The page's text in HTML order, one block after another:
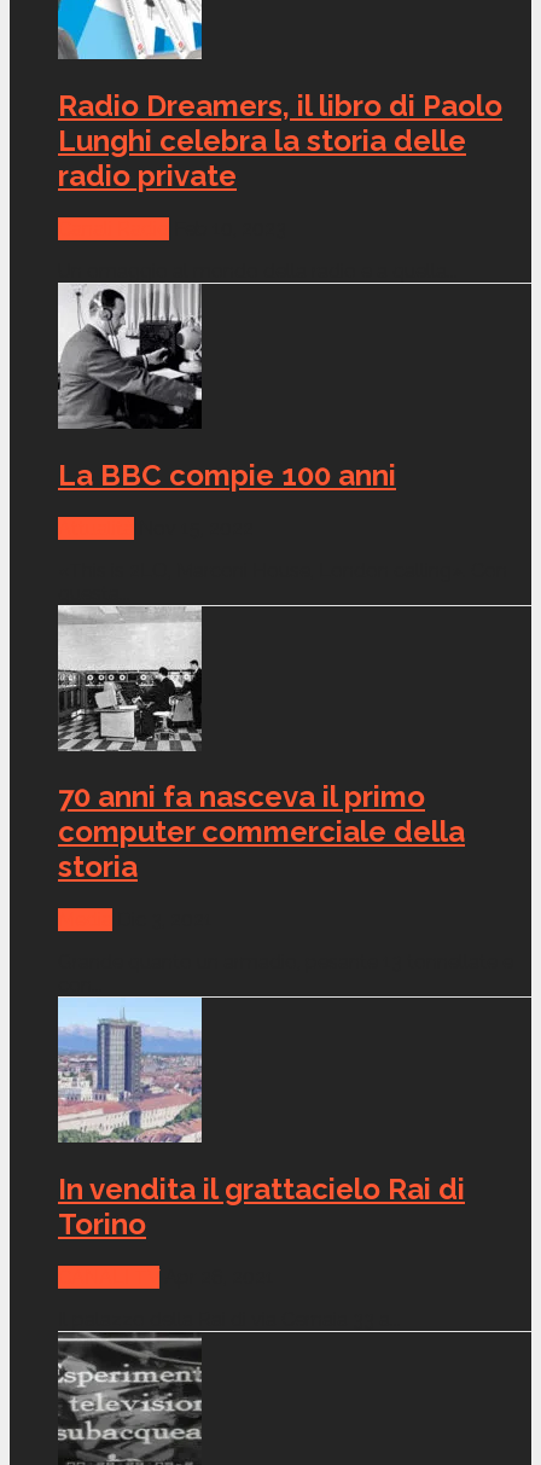
Radio Dreamers, il libro di Paolo
Lunghi celebra la storia delle
radio private
La BBC compie 100 anni
70 anni fa nasceva il primo
computer commerciale della
storia
In vendita il grattacielo Rai di
Torino